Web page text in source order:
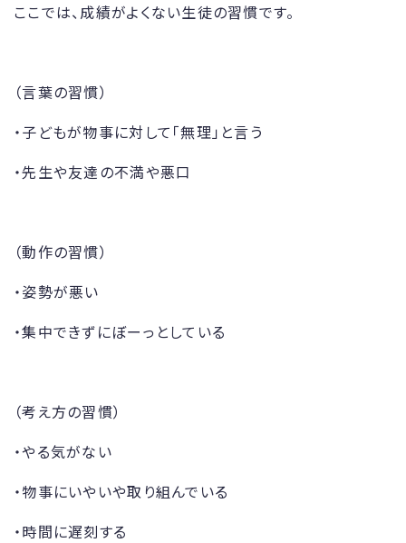
ここでは、成績がよくない生徒の習慣です。
（言葉の習慣）
・子どもが物事に対して「無理」と言う
・先生や友達の不満や悪口
（動作の習慣）
・姿勢が悪い
・集中できずにぼーっとしている
（考え方の習慣）
・やる気がない
・物事にいやいや取り組んでいる
・時間に遅刻する